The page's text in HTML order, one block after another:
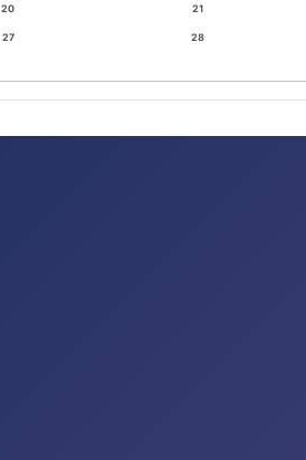
20 21
27 28